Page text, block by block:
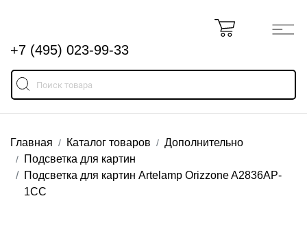
+7 (495) 023-99-33
Главная Каталог товаров
Дополнительно
Подсветка для картин
Подсветка для картин Artelamp Orizzone A2836AP-
1CC